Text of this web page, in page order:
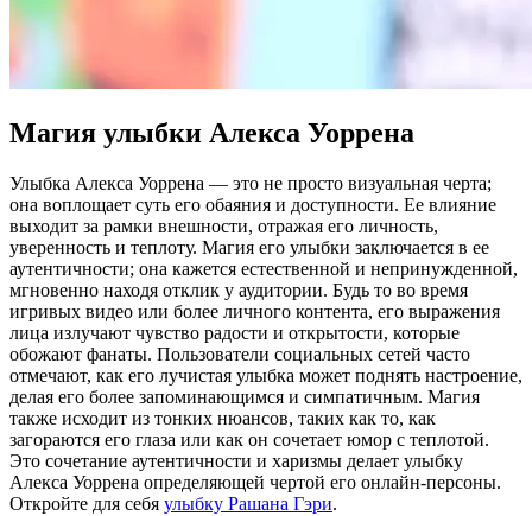
Магия улыбки Алекса Уоррена
Улыбка Алекса Уоррена — это не просто визуальная черта;
она воплощает суть его обаяния и доступности. Ее влияние
выходит за рамки внешности, отражая его личность,
уверенность и теплоту. Магия его улыбки заключается в ее
аутентичности; она кажется естественной и непринужденной,
мгновенно находя отклик у аудитории. Будь то во время
игривых видео или более личного контента, его выражения
лица излучают чувство радости и открытости, которые
обожают фанаты. Пользователи социальных сетей часто
отмечают, как его лучистая улыбка может поднять настроение,
делая его более запоминающимся и симпатичным. Магия
также исходит из тонких нюансов, таких как то, как
загораются его глаза или как он сочетает юмор с теплотой.
Это сочетание аутентичности и харизмы делает улыбку
Алекса Уоррена определяющей чертой его онлайн-персоны.
Откройте для себя улыбку Рашана Гэри.